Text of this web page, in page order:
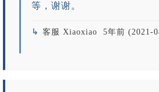
等，谢谢。
客服 Xiaoxiao 5年前 (2021-